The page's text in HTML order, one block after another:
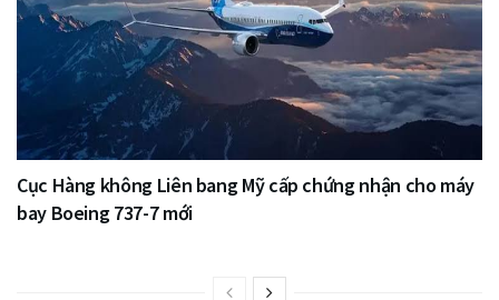
Cục Hàng không Liên bang Mỹ cấp chứng nhận cho máy
bay Boeing 737-7 mới